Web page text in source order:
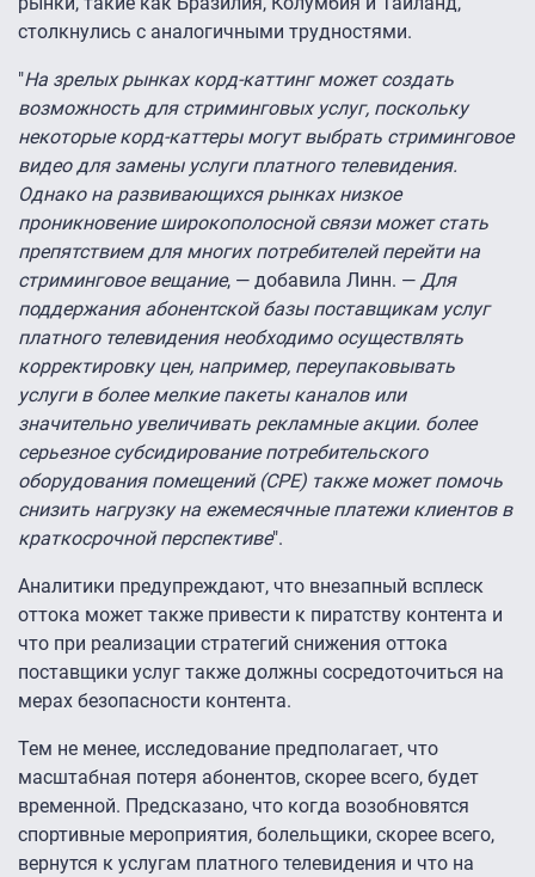
столкнулись с аналогичными трудностями.
"На зрелых рынках корд-каттинг может создать
возможность для стриминговых услуг, поскольку
некоторые корд-каттеры могут выбрать стриминговое
видео для замены услуги платного телевидения.
Однако на развивающихся рынках низкое
проникновение широкополосной связи может стать
препятствием для многих потребителей перейти на
стриминговое вещание, — добавила Линн. — Для
поддержания абонентской базы поставщикам услуг
платного телевидения необходимо осуществлять
корректировку цен, например, переупаковывать
услуги в более мелкие пакеты каналов или
значительно увеличивать рекламные акции. более
серьезное субсидирование потребительского
оборудования помещений (CPE) также может помочь
снизить нагрузку на ежемесячные платежи клиентов в
краткосрочной перспективе".
Аналитики предупреждают, что внезапный всплеск
оттока может также привести к пиратству контента и
что при реализации стратегий снижения оттока
поставщики услуг также должны сосредоточиться на
мерах безопасности контента.
Тем не менее, исследование предполагает, что
масштабная потеря абонентов, скорее всего, будет
временной. Предсказано, что когда возобновятся
спортивные мероприятия, болельщики, скорее всего,
вернутся к услугам платного телевидения и что на